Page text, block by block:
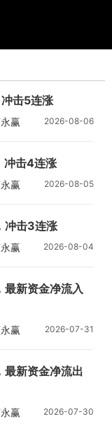
击5连涨
赢 2026-08-06
击4连涨
赢 2026-08-05
击3连涨
赢 2026-08-04
新资金净流入
赢 2026-07-31
新资金净流出
赢 2026-07-30